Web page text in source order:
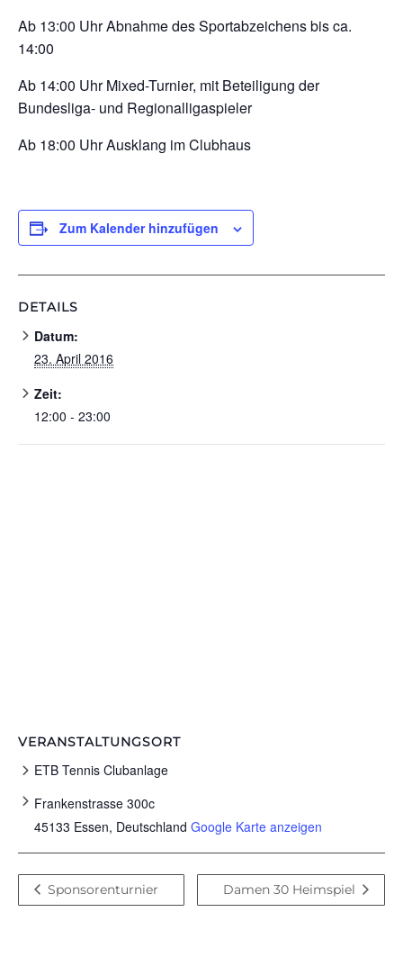
Ab 13:00 Uhr Abnahme des Sportabzeichens bis ca.
14:00
Ab 14:00 Uhr Mixed-Turnier, mit Beteiligung der
Bundesliga- und Regionalligaspieler
Ab 18:00 Uhr Ausklang im Clubhaus
Zum Kalender hinzufügen
DETAILS
Datum:
23. April 2016
Zeit:
12:00 - 23:00
VERANSTALTUNGSORT
ETB Tennis Clubanlage
Frankenstrasse 300c
45133 Essen, Deutschland Google Karte anzeigen
Sponsorenturnier Damen 30 Heimspiel